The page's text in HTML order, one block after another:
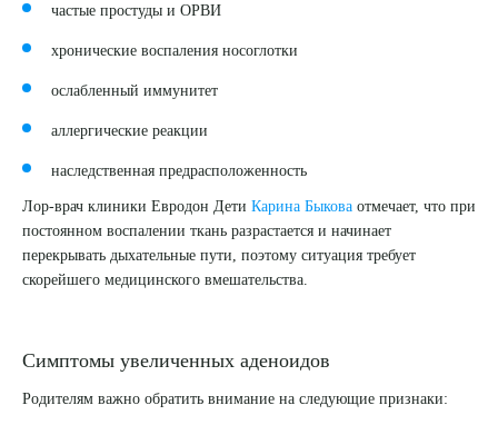
частые простуды и ОРВИ
хронические воспаления носоглотки
ослабленный иммунитет
аллергические реакции
наследственная предрасположенность
Лор-врач клиники Евродон Дети Карина Быкова отмечает, что при
постоянном воспалении ткань разрастается и начинает
перекрывать дыхательные пути, поэтому ситуация требует
скорейшего медицинского вмешательства.
Симптомы увеличенных аденоидов
Родителям важно обратить внимание на следующие признаки: